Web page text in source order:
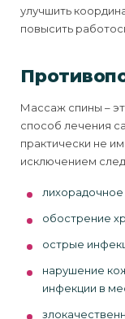
улучшить
повысить
Массаж спины –
способ лечения
практически не
исключением
обострение
острые
нарушение
инфекции в